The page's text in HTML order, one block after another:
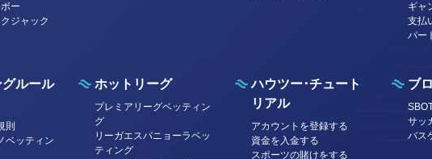
ー
ジャック
ギャ
支払
パー
ルール
則
ベッティン
ホットリーグ
プレミアリーグベッティン
グ
リーガエスパニョーラベッ
ティング
ハウツー･チュート
リアル
アカウントを登録する
資金を入金する
スポーツの賭けをする
ブ
サッ
バス